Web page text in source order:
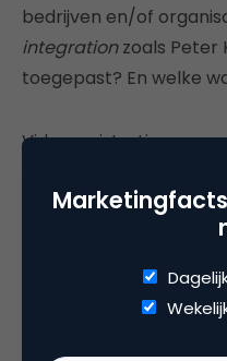
bedrijven en/of
integrationzoals Peter
toegepast? En welke
Videoregistratie
Zie onderstaand de
presentatie.